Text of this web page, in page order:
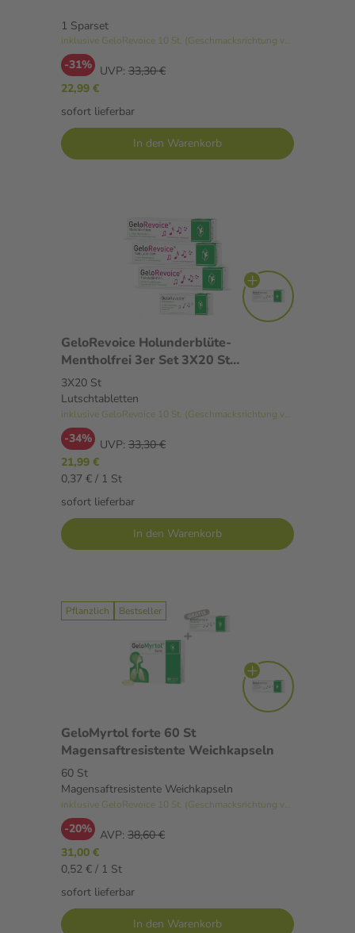
1 Sparset
inklusive GeloRevoice 10 St. (Geschmacksrichtung variiert)
-31% UVP: 33,30 €
22,99 €
sofort lieferbar
In den Warenkorb
GeloRevoice Holunderblüte-
Mentholfrei 3er Set 3X20 St
Lutschtabletten
3X20 St
Lutschtabletten
inklusive GeloRevoice 10 St. (Geschmacksrichtung variiert)
-34% UVP: 33,30 €
21,99 €
0,37 € / 1 St
sofort lieferbar
In den Warenkorb
Pflanzlich Bestseller
GeloMyrtol forte 60 St
Magensaftresistente Weichkapseln
60 St
Magensaftresistente Weichkapseln
inklusive GeloRevoice 10 St. (Geschmacksrichtung variiert)
-20% AVP: 38,60 €
31,00 €
0,52 € / 1 St
sofort lieferbar
In den Warenkorb